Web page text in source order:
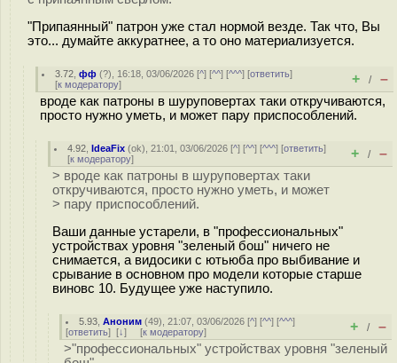
"Припаянный" патрон уже стал нормой везде. Так что, Вы
это... думайте аккуратнее, а то оно материализуется.
3.72 ,фф (?), 16:18, 03/06/2026 [^] [^^] [^^^] [ответить]
[к модератору] + / –
вроде как патроны в шуруповертах таки откручиваются,
просто нужно уметь, и может пару приспособлений.
4.92 ,IdeaFix (ok), 21:01, 03/06/2026 [^] [^^] [^^^] [ответить]
[к модератору] + / –
> вроде как патроны в шуруповертах таки
откручиваются, просто нужно уметь, и может
> пару приспособлений.
Ваши данные устарели, в "профессиональных"
устройствах уровня "зеленый бош" ничего не
снимается, а видосики с ютьюба про выбивание и
срывание в основном про модели которые старше
виновс 10. Будущее уже наступило.
5.93 ,Аноним (49), 21:07, 03/06/2026 [^] [^^] [^^^]
[ответить] [↓] [к модератору] + / –
>"профессиональных" устройствах уровня "зеленый